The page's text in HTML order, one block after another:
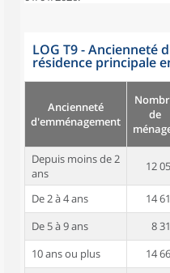
LOG T9 - Ancienneté
résidence principale
Ancienneté
d'emménagement
de
Depuis moins de 2
ans
12
De 2 à 4 ans 14
De 5 à 9 ans
8
10 ans ou plus
14